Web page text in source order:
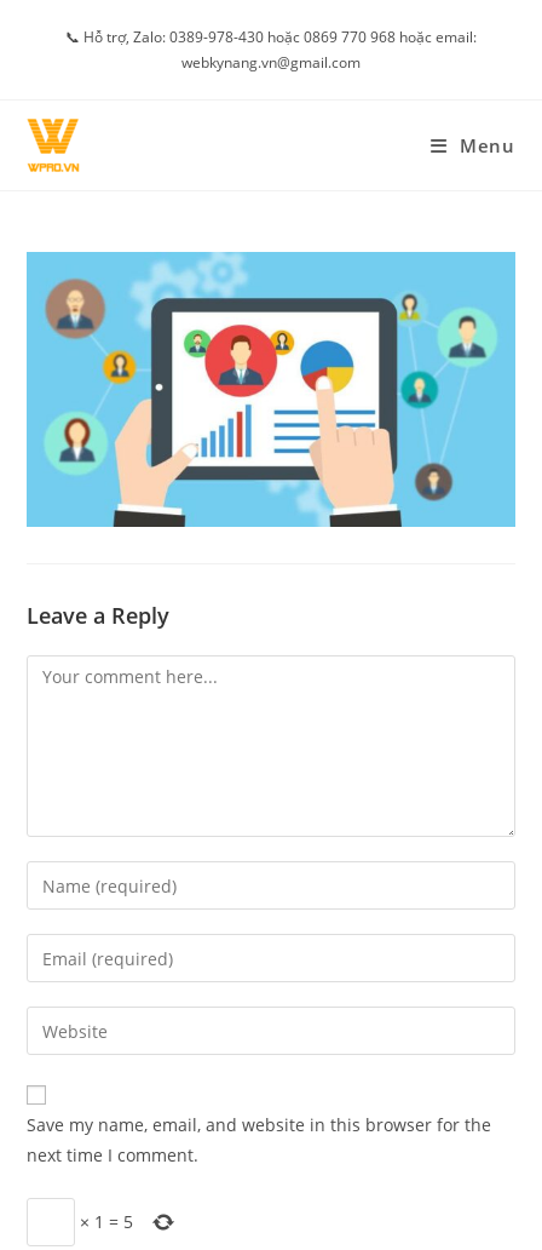
📞 Hỗ trợ, Zalo: 0389-978-430 hoặc 0869 770 968 hoặc email:
webkynang.vn@gmail.com
Menu
Leave a Reply
Comment
Enter
your
name
comment
Enter
your
email
address
comment
Enter
your
website
URL
(optional)
Save my name, email, and website in this browser for the
next time I comment.
× 1 = 5